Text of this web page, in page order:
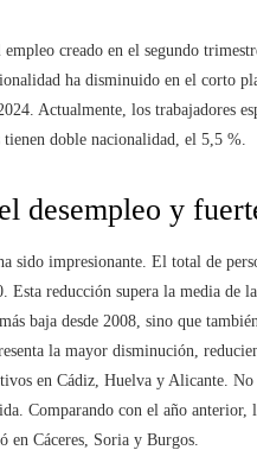
creado en el segundo
ha disminuido en el corto
Actualmente, los trabajadores
doble nacionalidad, el 5,5 %.
desempleo y
sido impresionante. El total de
reducción supera la media de
baja desde 2008, sino que
la mayor disminución,
en Cádiz, Huelva y Alicante.
Comparando con el año anterior,
en Cáceres, Soria y Burgos.